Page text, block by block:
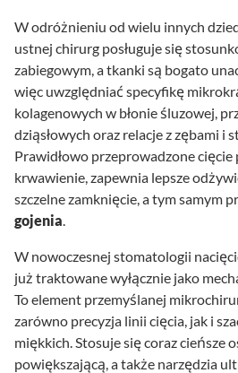
W odróżnieniu od wielu innych
ustnej chirurg posługuje się
zabiegowym, a tkanki są bogato
więc uwzględniać specyfikę
kolagenowych w błonie śluzowej,
dziąsłowych oraz relacje z zębami i
Prawidłowo przeprowadzone cięcie
krwawienie, zapewnia lepsze
szczelne zamknięcie, a tym samym
gojenia.
W nowoczesnej stomatologii
już traktowane wyłącznie jako
To element przemyślanej
zarówno precyzja linii cięcia, jak i
miękkich. Stosuje się coraz cieńsze
powiększającą, a także narzędzia